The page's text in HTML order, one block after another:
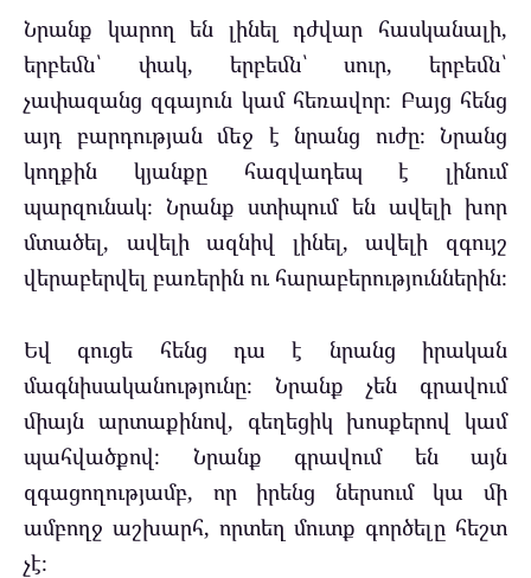
Նրանք կարող են լինել դժվար հասկանալի,
երբեմն՝ փակ, երբեմն՝ սուր, երբեմն՝
չափազանց զգայուն կամ հեռավոր։ Բայց հենց
այդ բարդության մեջ է նրանց ուժը։ Նրանց
կողքին կյանքը հազվադեպ է լինում
պարզունակ։ Նրանք ստիպում են ավելի խոր
մտածել, ավելի ազնիվ լինել, ավելի զգույշ
վերաբերվել բառերին ու հարաբերություններին։
Եվ գուցե հենց դա է նրանց իրական
մագնիսականությունը։ Նրանք չեն գրավում
միայն արտաքինով, գեղեցիկ խոսքերով կամ
պահվածքով։ Նրանք գրավում են այն
զգացողությամբ, որ իրենց ներսում կա մի
ամբողջ աշխարհ, որտեղ մուտք գործելը հեշտ
չէ։